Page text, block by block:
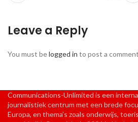
Leave a Reply
You must belogged in to post a
Communications-Unlimited is een
journalistiek centrum met een brede
Europa, en thema’s zoals onderwijs,